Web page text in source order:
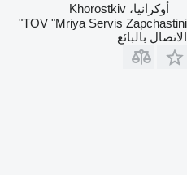
أوكرانيا، Khorostkiv
TOV "Mriya Servis Zapchastini"
الاتصال بالبائع